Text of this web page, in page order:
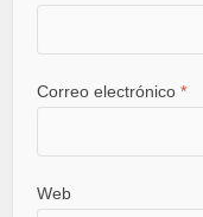
Correo electrónico*
Web